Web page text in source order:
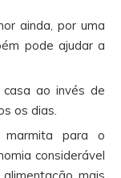
ainda, por uma
pode ajudar a
ao invés de
os dias.
marmita para o
considerável